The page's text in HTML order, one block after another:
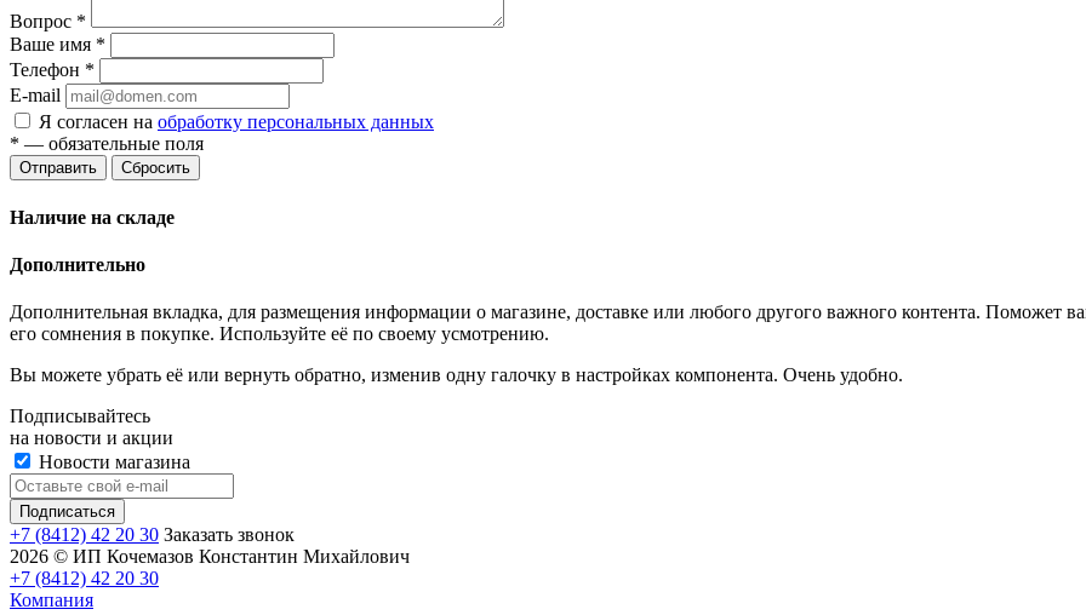
Вопрос *
Ваше имя *
Телефон *
E-mail
Я согласен на обработку персональных данных
* — обязательные поля
Отправить Сбросить
Наличие на складе
Дополнительно
Дополнительная вкладка, для размещения информации о магазине, доставке или любого другого важного контента. Поможет
его сомнения в покупке. Используйте её по своему усмотрению.
Вы можете убрать её или вернуть обратно, изменив одну галочку в настройках компонента. Очень удобно.
Подписывайтесь
на новости и акции
Новости магазина
+7 (8412) 42 20 30 Заказать звонок
2026 © ИП Кочемазов Константин Михайлович
+7 (8412) 42 20 30
Компания